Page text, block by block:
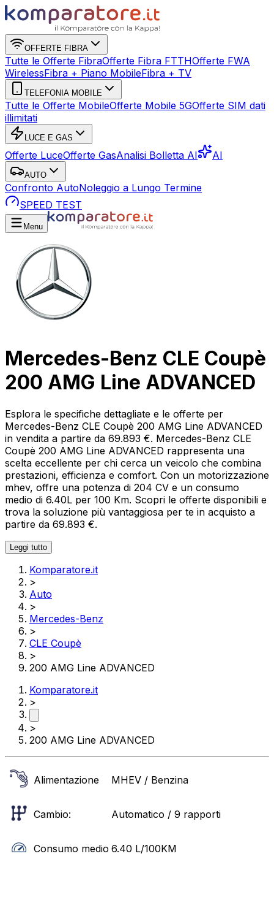
OFFERTE FIBRA
Tutte le Offerte FibraOfferte Fibra FTTHOfferte FWA
WirelessFibra + Piano MobileFibra + TV
TELEFONIA MOBILE
Tutte le Offerte MobileOfferte Mobile 5GOfferte SIM dati
illimitati
LUCE E GAS
Offerte LuceOfferte GasAnalisi Bolletta AI AI
AUTO
Confronto AutoNoleggio a Lungo Termine
SPEED TEST
Menu
Mercedes-Benz CLE Coupè
200 AMG Line ADVANCED
Esplora le specifiche dettagliate e le offerte per
Mercedes-Benz CLE Coupè 200 AMG Line ADVANCED
in vendita a partire da 69.893 €. Mercedes-Benz CLE
Coupè 200 AMG Line ADVANCED rappresenta una
scelta eccellente per chi cerca un veicolo che combina
prestazioni, efficienza e comfort. Con un motorizzazione
mhev, offre una potenza di 204 CV e un consumo
medio di 6.40L per 100 Km. Scopri le offerte disponibili e
trova la soluzione più vantaggiosa per te in acquisto a
partire da 69.893 €.
Leggi tutto
Komparatore.it
>
Auto
>
Mercedes-Benz
>
CLE Coupè
>
200 AMG Line ADVANCED
Komparatore.it
>
>
200 AMG Line ADVANCED
Alimentazione MHEV / Benzina
Cambio: Automatico / 9 rapporti
Consumo medio 6.40 L/100KM